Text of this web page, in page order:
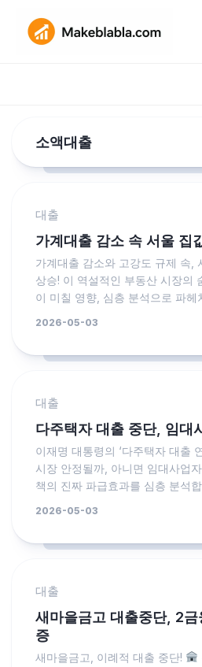
content
소액대출
대출
가계대출 감소 속 서울 집
가계대출 감소와 고강도 규제 속,
상승! 이 역설적인 부동산 시장의
이 미칠 영향, 심층 분석으로 파헤
2026-05-03
대출
다주택자 대출 중단, 임대
이재명 대통령의 ‘다주택자 대출
시장 안정될까, 아니면 임대사업
책의 진짜 파급효과를 심층 분석
2026-05-03
대출
새마을금고 대출중단, 2
증
새마을금고, 이례적 대출 중단!